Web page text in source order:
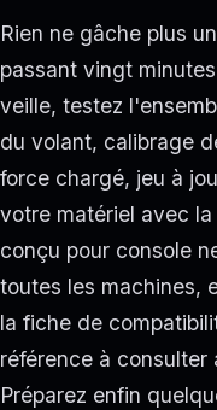
Rien ne gâche plus
passant vingt
veille, testez
du volant, calibrage
force chargé, jeu à
votre matériel avec
conçu pour console
toutes les machines,
la fiche de
référence à
Préparez enfin